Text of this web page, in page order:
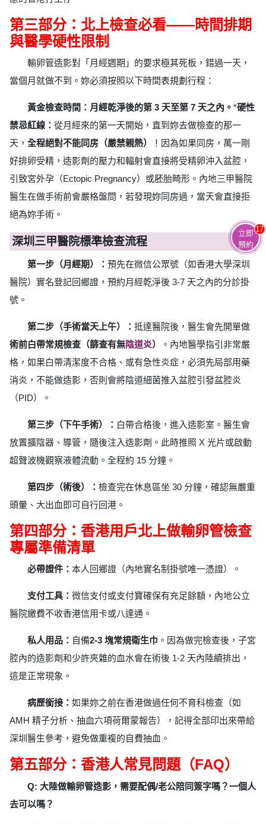
第三部分：北上檢查必看——時間排期
與醫學硬性限制
輸卵管造影對「月經週期」的要求極其死板，錯過一天，
當個月就做不到。妳必須按照以下時間表規劃行程：
黃金檢查時間：月經乾淨後的第 3 天至第 7 天之內。 *硬性
禁忌紅線： 從月經來的第一天開始，直到妳去做檢查的那一
天， 全程絕對不能同房（嚴禁親熱）
！因為如果同房，萬一剛
好排卵受精，造影劑的壓力和輻射會直接將受精卵沖入盆腔，
引致宮外孕（Ectopic Pregnancy）或胚胎畸形。內地三甲醫院
醫生在做手術前會嚴格盤問，若發現妳同房過，當天會直接拒
絕為妳手術。
深圳三甲醫院標準檢查流程
第一步（月經期）： 預先在微信公眾號（如香港大學深圳
醫院）實名登記回鄉證，預約月經乾淨後 3-7 天之內的分診掛
號。
第二步（手術當天上午）： 抵達醫院後，醫生會先開單做
術前白帶常規檢查（篩查有無陰道炎）
。內地醫學指引非常嚴
格，如果白帶清潔度不合格、或有急性炎症，必須先局部用藥
消炎，不能做造影，否則會將陰道細菌推入盆腔引發盆腔炎
（PID）。
第三步（下午手術）： 白帶合格後，進入造影室。醫生會
放置擴陰器、導管，隨後注入造影劑。此時推照 X 光片或啟動
超聲波機觀察液體流動。全程約 15 分鐘。
第四步（術後）： 檢查完在休息區坐 30 分鐘，確認無嚴重
頭暈、大出血即可自行回港。
第四部分：香港用戶北上做輸卵管檢查
專屬準備清單
必帶證件： 本人回鄉證（內地實名制掛號唯一憑證）。
支付工具： 微信支付或支付寶確保有充足餘額，內地公立
醫院繳費不收香港信用卡或八達通。
私人用品： 自備2-3 塊常規衛生巾 。因為做完檢查後，子宮
腔內的造影劑和少許夾雜的血水會在術後 1-2 天內陸續排出，
這是正常現象。
病歷銜接： 如果妳之前在香港做過任何不育科檢查（如
AMH 精子分析、抽血六項荷爾蒙報告），記得全部印出來帶給
深圳醫生參考，避免做重複的自費抽血。
第五部分：香港人常見問題（FAQ）
Q: 大陸做輸卵管造影，需要配偶/老公陪同簽字嗎？一個人
去可以嗎？
立即
預約
17